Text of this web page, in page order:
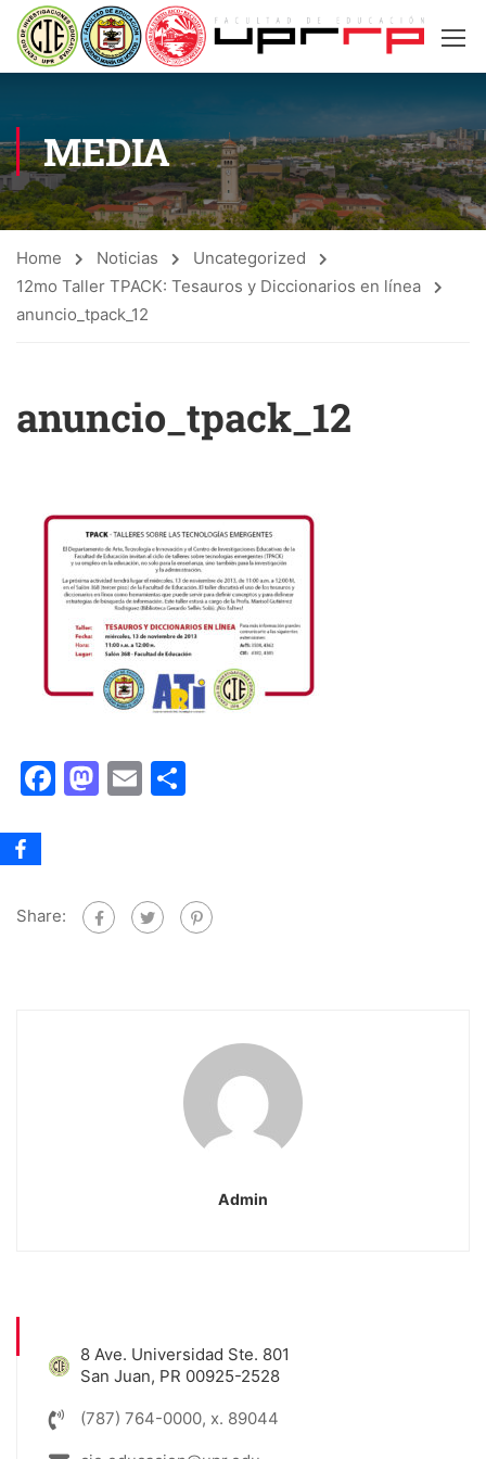
MEDIA
Home Noticias
Uncategorized
12mo Taller TPACK: Tesauros y Diccionarios en línea
anuncio_tpack_12
anuncio_tpack_12
Facebook
Mastodon
Email
Share:
Admin
8 Ave. Universidad Ste. 801
San Juan, PR 00925-2528
(787) 764-0000, x. 89044